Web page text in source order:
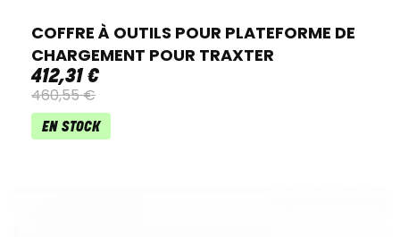
COFFRE À OUTILS POUR PLATEFORME DE
CHARGEMENT POUR TRAXTER
412,31 €
460,55€
EN STOCK